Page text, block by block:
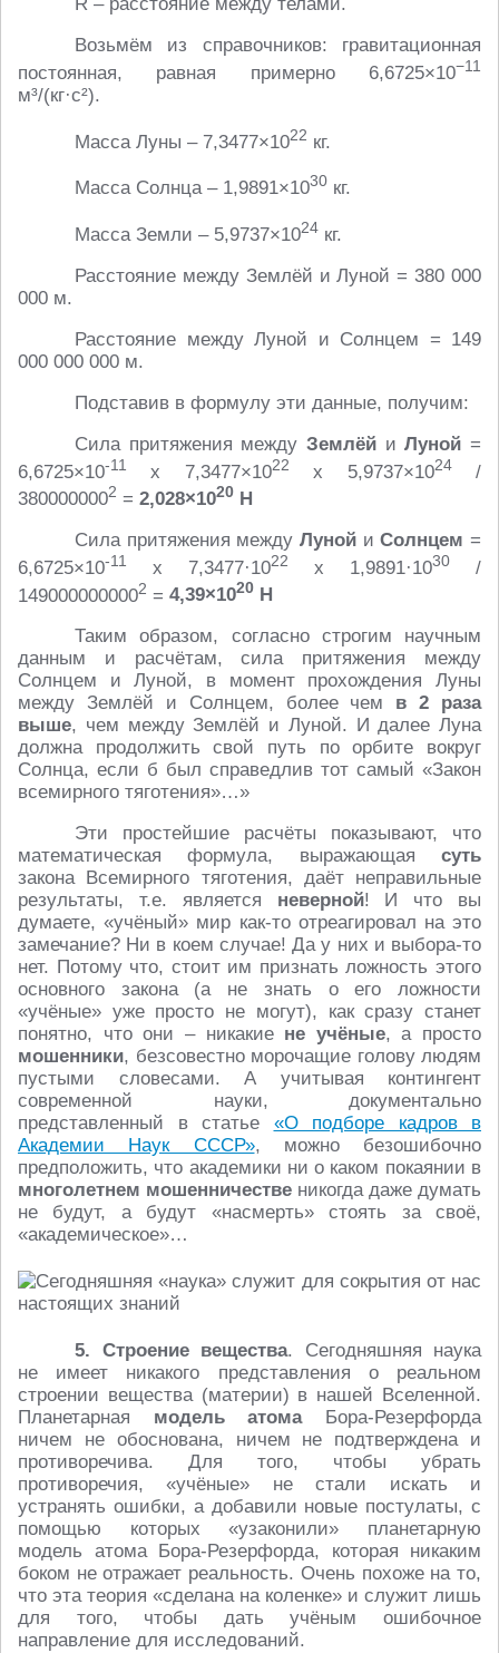
Возьмём из справочников: гравитационная
постоянная, равная примерно 6,6725×10−11
м³/(кг·с²).
Масса Луны – 7,3477×1022 кг.
Масса Солнца – 1,9891×1030 кг.
Масса Земли – 5,9737×1024 кг.
Расстояние между Землёй и Луной = 380 000
000 м.
Расстояние между Луной и Солнцем = 149
000 000 000 м.
Подставив в формулу эти данные, получим:
Сила притяжения между Землёй иЛуной =
6,6725×10-11 х 7,3477×1022 х 5,9737×1024/
3800000002 = 2,028×1020 H
Сила притяжения между Луной иСолнцем =
6,6725×10-11 х 7,3477·1022 х 1,9891·1030 /
1490000000002 = 4,39×1020 H
Таким образом, согласно строгим научным
данным и расчётам, сила притяжения между
Солнцем и Луной, в момент прохождения Луны
между Землёй и Солнцем, более чем в 2 раза
выше, чем между Землёй и Луной. И далее Луна
должна продолжить свой путь по орбите вокруг
Солнца, если б был справедлив тот самый «Закон
всемирного тяготения»…»
Эти простейшие расчёты показывают, что
математическая формула, выражающая суть
закона Всемирного тяготения, даёт неправильные
результаты, т.е. является неверной! И что вы
думаете, «учёный» мир как-то отреагировал на это
замечание? Ни в коем случае! Да у них и выбора-то
нет. Потому что, стоит им признать ложность этого
основного закона (а не знать о его ложности
«учёные» уже просто не могут), как сразу станет
понятно, что они – никакие не учёные, а просто
мошенники, безсовестно морочащие голову людям
пустыми словесами. А учитывая контингент
современной науки, документально
представленный в статье «О подборе кадров в
Академии Наук СССР», можно безошибочно
предположить, что академики ни о каком покаянии в
многолетнем мошенничестве никогда даже думать
не будут, а будут «насмерть» стоять за своё,
«академическое»…
5. Строение вещества. Сегодняшняя наука
не имеет никакого представления о реальном
строении вещества (материи) в нашей Вселенной.
Планетарная модель атомаБора-Резерфорда
ничем не обоснована, ничем не подтверждена и
противоречива. Для того, чтобы убрать
противоречия, «учёные» не стали искать и
устранять ошибки, а добавили новые постулаты, с
помощью которых «узаконили» планетарную
модель атома Бора-Резерфорда, которая никаким
боком не отражает реальность. Очень похоже на то,
что эта теория «сделана на коленке» и служит лишь
для того, чтобы дать учёным ошибочное
направление для исследований.